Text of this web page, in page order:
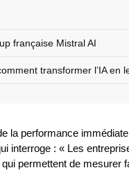
française Mistral AI
transformer l’IA en
la performance
interroge : « Les
permettent de